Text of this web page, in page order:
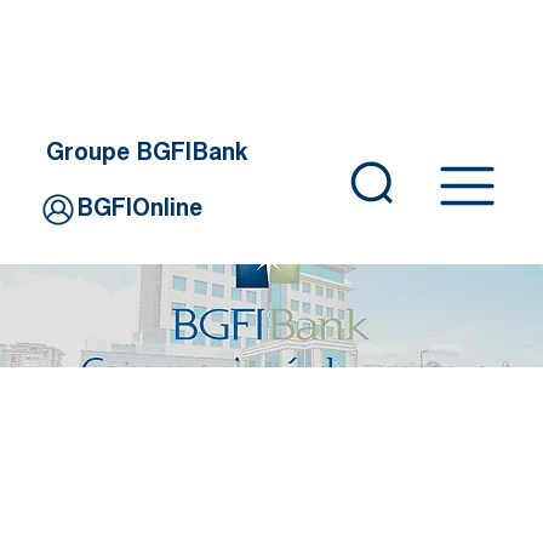
Groupe BGFIBank
BGFIOnline